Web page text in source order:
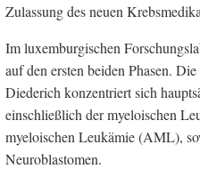
Zulassung des neuen
Im luxemburgischen
auf den ersten beiden Phasen.
Diederich konzentriert sich
einschließlich der myeloischen
myeloischen Leukämie (AML),
Neuroblastomen.